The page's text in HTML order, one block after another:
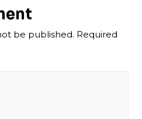
be published. Required